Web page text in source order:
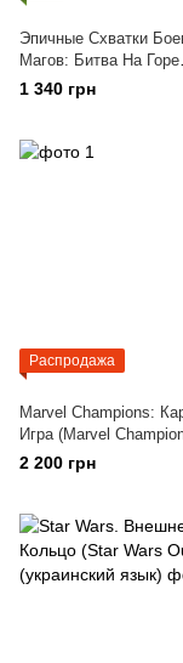
Эпичные Схватки
Магов: Битва На Горе
Черепламени
1 340 грн
Распродажа
Marvel Champions:
Игра (Marvel
Card Game)
2 200 грн